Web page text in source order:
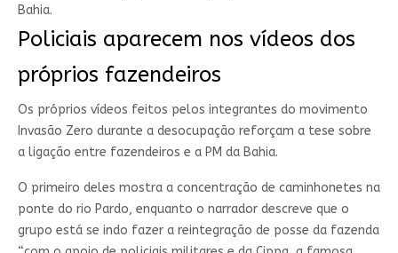
Bahia.
Policiais aparecem nos vídeos dos
próprios fazendeiros
Os próprios vídeos feitos pelos integrantes do movimento
Invasão Zero durante a desocupação reforçam a tese sobre
a ligação entre fazendeiros e a PM da Bahia.
O primeiro deles mostra a concentração de caminhonetes na
ponte do rio Pardo, enquanto o narrador descreve que o
grupo está se indo fazer a reintegração de posse da fazenda